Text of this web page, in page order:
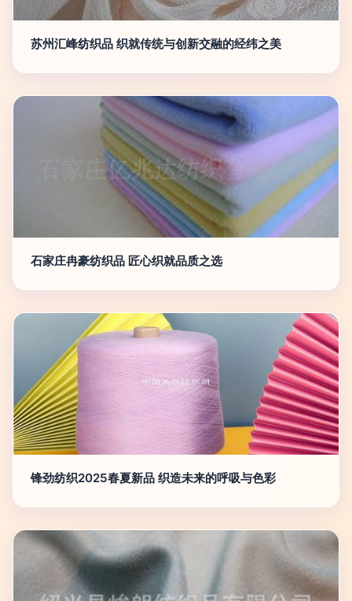
苏州汇峰纺织品 织就传统与创新交融的经纬之美
石家庄冉豪纺织品 匠心织就品质之选
锋劲纺织2025春夏新品 织造未来的呼吸与色彩